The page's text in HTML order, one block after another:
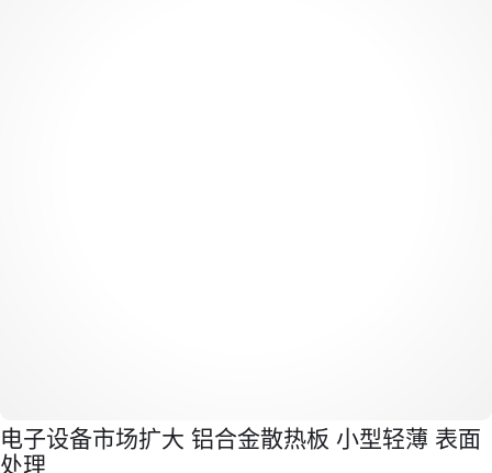
电子设备市场扩大 铝合金散热板 小型轻薄 表面
处理